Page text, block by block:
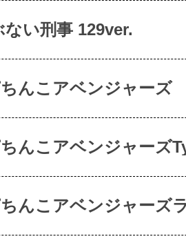
ない刑事 129ver.
んこアベンジャーズ
んこアベンジャーズ
んこアベンジャーズ